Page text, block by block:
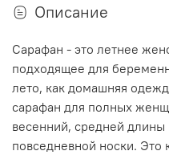
Описание
Сарафан - это летнее
подходящее для
лето, как домашняя
сарафан для полных
весенний, средней
повседневной носки. Это